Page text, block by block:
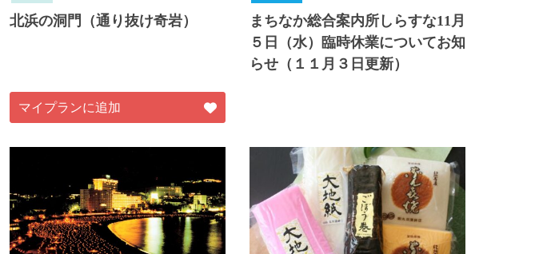
北浜の洞門（通り抜け奇岩）
マイプランに追加
まちなか総合案内所しらすな11月
５日（水）臨時休業についてお知
らせ（１１月３日更新）